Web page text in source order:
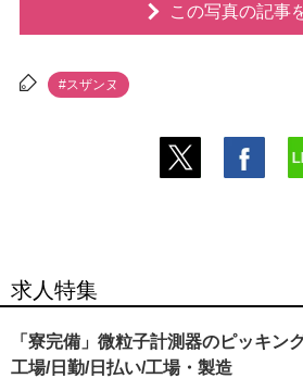
この写真の記事
#スザンヌ
求人特集
「寮完備」微粒子計測器のピッキン
工場/日勤/日払い/工場・製造